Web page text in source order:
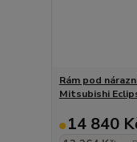
Rám pod
Mitsubishi
14 840